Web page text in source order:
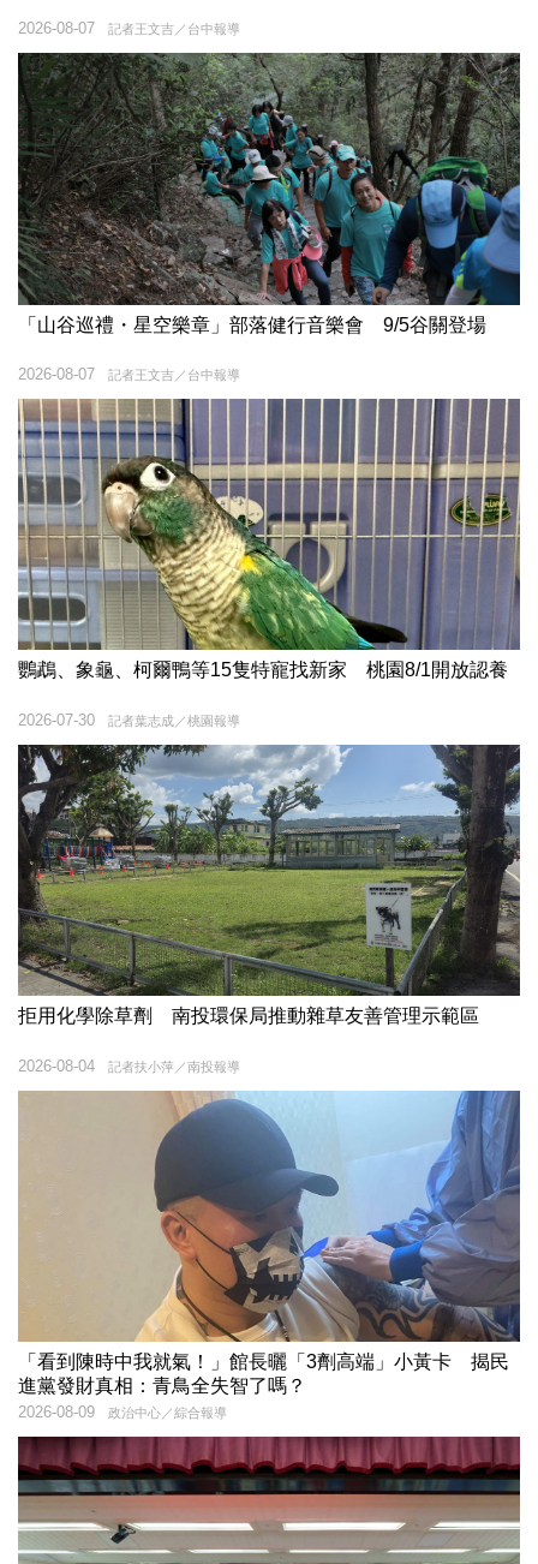
記者王文吉／台中報導
2026-08-07
「山谷巡禮・星空樂章」部落健行音樂會 9/5谷關登場
記者王文吉／台中報導
2026-08-07
鸚鵡、象龜、柯爾鴨等15隻特寵找新家 桃園8/1開放認養
記者葉志成／桃園報導
2026-07-30
拒用化學除草劑 南投環保局推動雜草友善管理示範區
記者扶小萍／南投報導
2026-08-04
「看到陳時中我就氣！」館長曬「3劑高端」小黃卡 揭民
進黨發財真相：青鳥全失智了嗎？
政治中心／綜合報導
2026-08-09